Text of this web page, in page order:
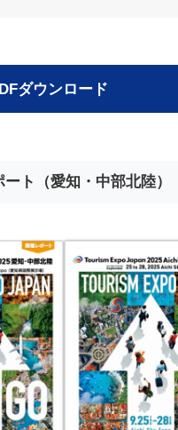
ダウンロード
ト（愛知・中部北陸）